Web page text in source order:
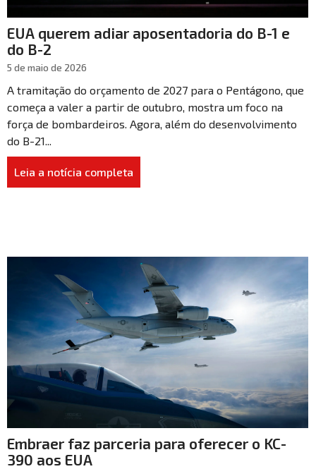
EUA querem adiar aposentadoria do B-1 e
do B-2
5 de maio de 2026
A tramitação do orçamento de 2027 para o Pentágono, que
começa a valer a partir de outubro, mostra um foco na
força de bombardeiros. Agora, além do desenvolvimento
do B-21...
Leia a notícia completa
Embraer faz parceria para oferecer o KC-
390 aos EUA